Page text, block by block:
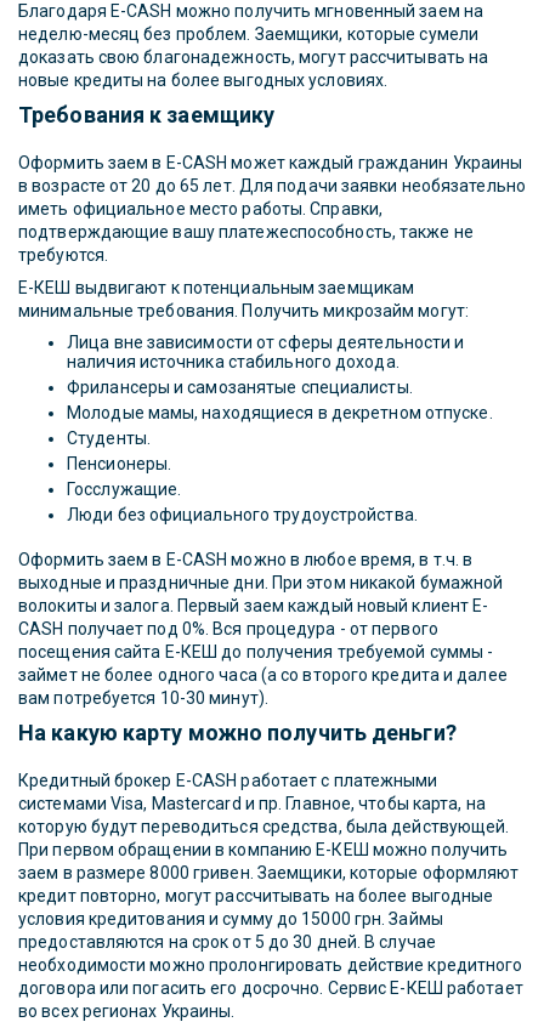
Благодаря E-CASH можно получить мгновенный заем на
неделю-месяц без проблем. Заемщики, которые сумели
доказать свою благонадежность, могут рассчитывать на
новые кредиты на более выгодных условиях.
Требования к заемщику
Оформить заем в E-CASH может каждый гражданин Украины
в возрасте от 20 до 65 лет. Для подачи заявки необязательно
иметь официальное место работы. Справки,
подтверждающие вашу платежеспособность, также не
требуются.
Е-КЕШ выдвигают к потенциальным заемщикам
минимальные требования. Получить микрозайм могут:
Лица вне зависимости от сферы деятельности и
наличия источника стабильного дохода.
Фрилансеры и самозанятые специалисты.
Молодые мамы, находящиеся в декретном отпуске.
Студенты.
Пенсионеры.
Госслужащие.
Люди без официального трудоустройства.
Оформить заем в E-CASH можно в любое время, в т.ч. в
выходные и праздничные дни. При этом никакой бумажной
волокиты и залога. Первый заем каждый новый клиент E-
CASH получает под 0%. Вся процедура - от первого
посещения сайта Е-КЕШ до получения требуемой суммы -
займет не более одного часа (а со второго кредита и далее
вам потребуется 10-30 минут).
На какую карту можно получить деньги?
Кредитный брокер E-CASH работает с платежными
системами Visa, Mastercard и пр. Главное, чтобы карта, на
которую будут переводиться средства, была действующей.
При первом обращении в компанию Е-КЕШ можно получить
заем в размере 8000 гривен. Заемщики, которые оформляют
кредит повторно, могут рассчитывать на более выгодные
условия кредитования и сумму до 15000 грн. Займы
предоставляются на срок от 5 до 30 дней. В случае
необходимости можно пролонгировать действие кредитного
договора или погасить его досрочно. Сервис Е-КЕШ работает
во всех регионах Украины.